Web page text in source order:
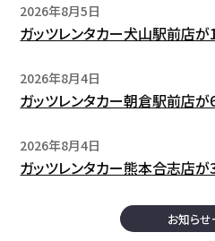
2026年8月5日
ガッツレンタカー犬山駅前店
2026年8月4日
ガッツレンタカー朝倉駅前店
2026年8月4日
ガッツレンタカー熊本合志店
お知ら